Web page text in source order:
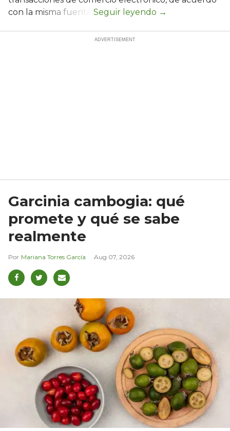
con la misma fuente.
Garcinia cambogia: qué
promete y qué se sabe
realmente
Mariana Torres García Aug 07, 2026